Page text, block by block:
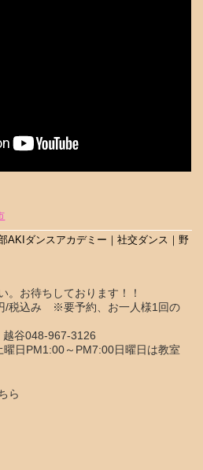
ダンスアカデミー｜社交ダンス｜野
。お待ちしております！！
/税込み ※要予約、お一人様1回の
谷048-967-3126
日PM1:00～PM7:00日曜日は教室
ら